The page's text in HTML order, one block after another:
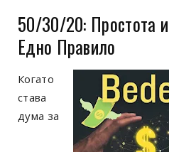
50/30/20: Простота
Едно Правило
Когато
става
дума за